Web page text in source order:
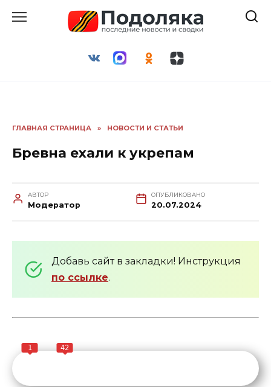
ГЛАВНАЯ СТРАНИЦА » НОВОСТИ И СТАТЬИ
Бревна ехали к укрепам
АВТОР
Модератор
ОПУБЛИКОВАНО
20.07.2024
Добавь сайт в закладки! Инструкция
по ссылке.
1 42